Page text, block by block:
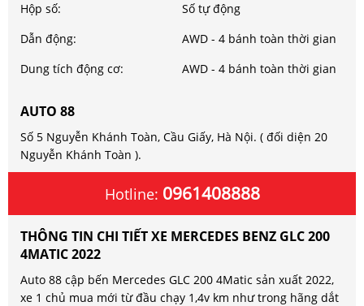
Hộp số:
Số tự động
Dẫn động:
AWD - 4 bánh toàn thời gian
Dung tích động cơ:
AWD - 4 bánh toàn thời gian
AUTO 88
Số 5 Nguyễn Khánh Toàn, Cầu Giấy, Hà Nội. ( đối diện 20
Nguyễn Khánh Toàn ).
Hotline: 0961408888
THÔNG TIN CHI TIẾT XE MERCEDES BENZ GLC 200
4MATIC 2022
Auto 88 cập bến Mercedes GLC 200 4Matic sản xuất 2022,
xe 1 chủ mua mới từ đầu chạy 1,4v km như trong hãng dắt